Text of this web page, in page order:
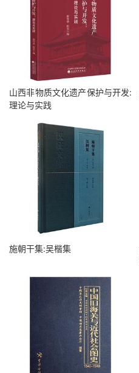
山西非物质文化遗产保护与开发:
理论与实践
施朝干集:吴楷集